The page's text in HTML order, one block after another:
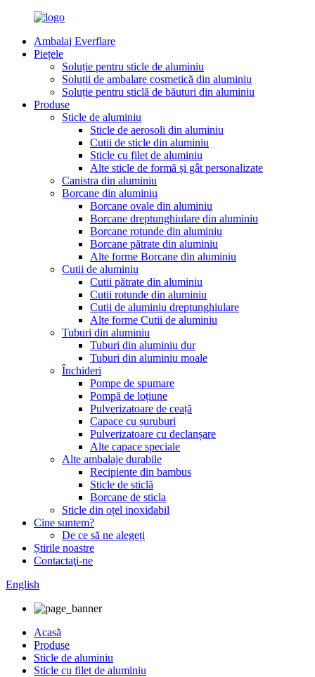
Ambalaj Everflare
Piețele
Soluție pentru sticle de aluminiu
Soluții de ambalare cosmetică din aluminiu
Soluție pentru sticlă de băuturi din aluminiu
Produse
Sticle de aluminiu
Sticle de aerosoli din aluminiu
Cutii de sticle din aluminiu
Sticle cu filet de aluminiu
Alte sticle de formă și gât personalizate
Canistra din aluminiu
Borcane din aluminiu
Borcane ovale din aluminiu
Borcane dreptunghiulare din aluminiu
Borcane rotunde din aluminiu
Borcane pătrate din aluminiu
Alte forme Borcane din aluminiu
Cutii de aluminiu
Cutii pătrate din aluminiu
Cutii rotunde din aluminiu
Cutii de aluminiu dreptunghiulare
Alte forme Cutii de aluminiu
Tuburi din aluminiu
Tuburi din aluminiu dur
Tuburi din aluminiu moale
Închideri
Pompe de spumare
Pompă de loțiune
Pulverizatoare de ceață
Capace cu șuruburi
Pulverizatoare cu declanșare
Alte capace speciale
Alte ambalaje durabile
Recipiente din bambus
Sticle de sticlă
Borcane de sticla
Sticle din oțel inoxidabil
Cine suntem?
De ce să ne alegeți
Știrile noastre
Contactaţi-ne
English
Acasă
Produse
Sticle de aluminiu
Sticle cu filet de aluminiu